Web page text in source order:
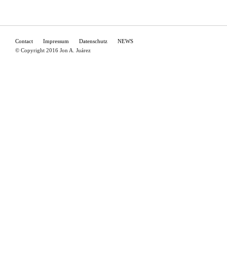
Contact Impressum Datenschutz
NEWS
© Copyright 2016 Jon A. Juárez